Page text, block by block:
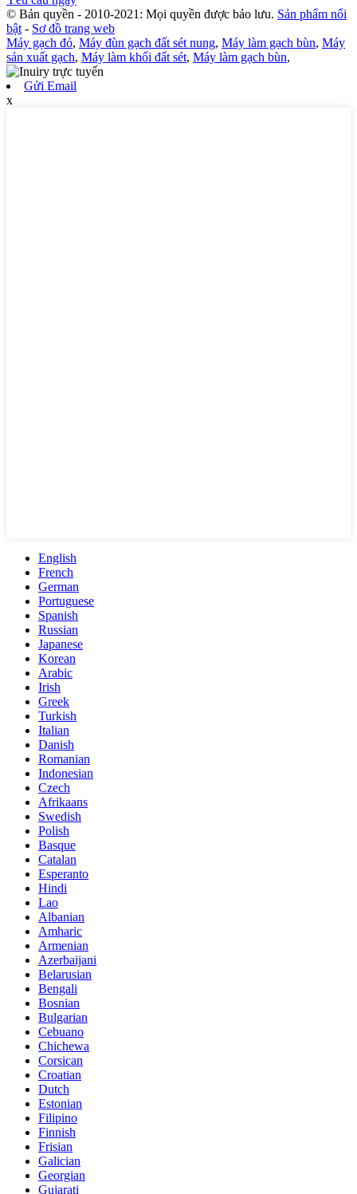
© Bản quyền - 2010-2021: Mọi quyền được bảo lưu. Sản phẩm nổi
bật - Sơ đồ trang web
Máy gạch đỏ, Máy đùn gạch đất sét nung, Máy làm gạch bùn, Máy
sản xuất gạch, Máy làm khối đất sét, Máy làm gạch bùn,
Gửi Email
x
English
French
German
Portuguese
Spanish
Russian
Japanese
Korean
Arabic
Irish
Greek
Turkish
Italian
Danish
Romanian
Indonesian
Czech
Afrikaans
Swedish
Polish
Basque
Catalan
Esperanto
Hindi
Lao
Albanian
Amharic
Armenian
Azerbaijani
Belarusian
Bengali
Bosnian
Bulgarian
Cebuano
Chichewa
Corsican
Croatian
Dutch
Estonian
Filipino
Finnish
Frisian
Galician
Georgian
Gujarati